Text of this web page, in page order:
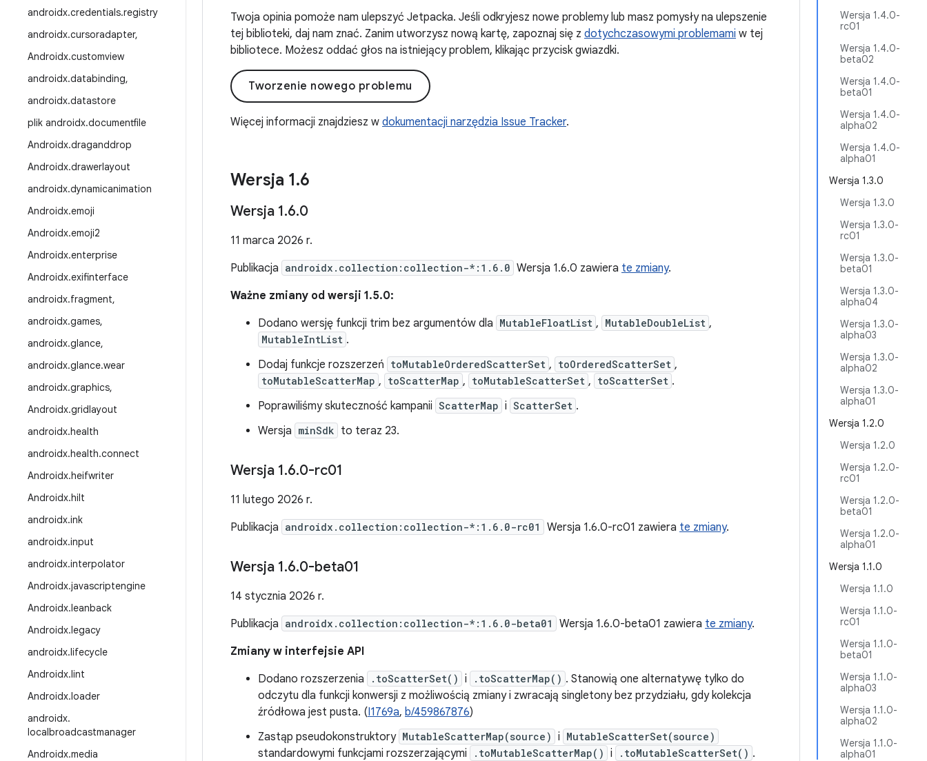
androidx.credentials.registry
androidx.cursoradapter,
Androidx.customview
androidx.databinding,
androidx.datastore
plik androidx.documentfile
Androidx.draganddrop
Androidx.drawerlayout
androidx.dynamicanimation
Androidx.emoji
Androidx.emoji2
Androidx.enterprise
Androidx.exifinterface
androidx.fragment,
androidx.games,
androidx.glance,
androidx.glance.wear
androidx.graphics,
Androidx.gridlayout
androidx.health
androidx.health.connect
Androidx.heifwriter
Androidx.hilt
androidx.ink
androidx.input
androidx.interpolator
Androidx.javascriptengine
Androidx.leanback
Androidx.legacy
androidx.lifecycle
Androidx.lint
Androidx.loader
androidx.
localbroadcastmanager
Androidx.media
Wersja 1.4.0-
rc01
Wersja 1.4.0-
beta02
Wersja 1.4.0-
beta01
Wersja 1.4.0-
alpha02
Wersja 1.4.0-
alpha01
Wersja 1.3.0
Wersja 1.3.0
Wersja 1.3.0-
rc01
Wersja 1.3.0-
beta01
Wersja 1.3.0-
alpha04
Wersja 1.3.0-
alpha03
Wersja 1.3.0-
alpha02
Wersja 1.3.0-
alpha01
Wersja 1.2.0
Wersja 1.2.0
Wersja 1.2.0-
rc01
Wersja 1.2.0-
beta01
Wersja 1.2.0-
alpha01
Wersja 1.1.0
Wersja 1.1.0
Wersja 1.1.0-
rc01
Wersja 1.1.0-
beta01
Wersja 1.1.0-
alpha03
Wersja 1.1.0-
alpha02
Wersja 1.1.0-
alpha01
Twoja opinia pomoże nam ulepszyć Jetpacka. Jeśli odkryjesz nowe problemy lub masz pomysły na ulepszenie
tej biblioteki, daj nam znać. Zanim utworzysz nową kartę, zapoznaj się z dotychczasowymi problemami w tej
bibliotece. Możesz oddać głos na istniejący problem, klikając przycisk gwiazdki.
Tworzenie nowego problemu
Więcej informacji znajdziesz w dokumentacji narzędzia Issue Tracker.
Wersja 1.6
Wersja 1.6.0
11 marca 2026 r.
Publikacja androidx.collection:collection-*:1.6.0 Wersja 1.6.0 zawiera te zmiany.
Ważne zmiany od wersji 1.5.0:
Dodano wersję funkcji trim bez argumentów dla MutableFloatList , MutableDoubleList ,
MutableIntList .
Dodaj funkcje rozszerzeń toMutableOrderedScatterSet , toOrderedScatterSet ,
toMutableScatterMap , toScatterMap , toMutableScatterSet , toScatterSet .
Poprawiliśmy skuteczność kampanii ScatterMap i ScatterSet .
Wersja minSdk to teraz 23.
Wersja 1.6.0-rc01
11 lutego 2026 r.
Publikacja androidx.collection:collection-*:1.6.0-rc01 Wersja 1.6.0-rc01 zawiera te zmiany.
Wersja 1.6.0-beta01
14 stycznia 2026 r.
Publikacja androidx.collection:collection-*:1.6.0-beta01 Wersja 1.6.0-beta01 zawiera te zmiany.
Zmiany w interfejsie API
Dodano rozszerzenia
.toScatterSet() i .toScatterMap() . Stanowią one alternatywę tylko do
odczytu dla funkcji konwersji z możliwością zmiany i zwracają singletony bez przydziału, gdy kolekcja
źródłowa jest pusta. (I1769a, b/459867876)
Zastąp pseudokonstruktory MutableScatterMap(source) i MutableScatterSet(source)
standardowymi funkcjami rozszerzającymi .toMutableScatterMap() i .toMutableScatterSet() .